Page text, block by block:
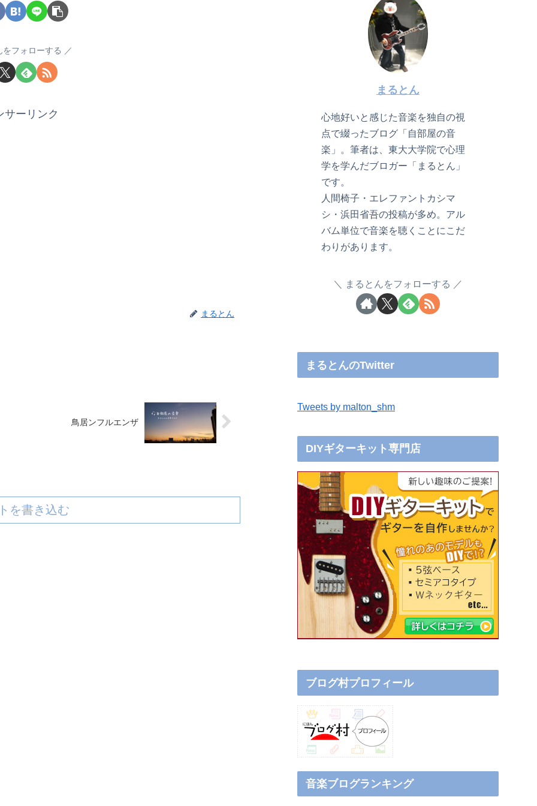
をフォローする
サーリンク
まるとん
鳥居ンフルエンザ
を書き込む
まるとん
心地好いと感じた音楽を独自の視
点で綴ったブログ「自部屋の音
楽」。筆者は、東大大学院で心理
学を学んだブロガー「まるとん」
です。
人間椅子・エレファントカシマ
シ・浜田省吾の投稿が多め。アル
バム単位で音楽を聴くことにこだ
わりがあります。
まるとんをフォローする
まるとんのTwitter
Tweets by malton_shm
DIYギターキット専門店
ブログ村プロフィール
音楽ブログランキング